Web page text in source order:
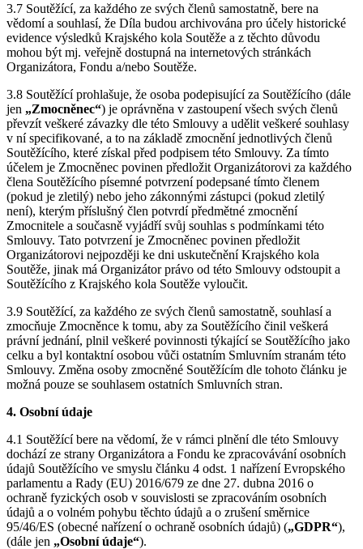
3.7 Soutěžící, za každého ze svých členů samostatně, bere na
vědomí a souhlasí, že Díla budou archivována pro účely historické
evidence výsledků Krajského kola Soutěže a z těchto důvodu
mohou být mj. veřejně dostupná na internetových stránkách
Organizátora, Fondu a/nebo Soutěže.
3.8 Soutěžící prohlašuje, že osoba podepisující za Soutěžícího (dále
jen „Zmocněnec“) je oprávněna v zastoupení všech svých členů
převzít veškeré závazky dle této Smlouvy a udělit veškeré souhlasy
v ní specifikované, a to na základě zmocnění jednotlivých členů
Soutěžícího, které získal před podpisem této Smlouvy. Za tímto
účelem je Zmocněnec povinen předložit Organizátorovi za každého
člena Soutěžícího písemné potvrzení podepsané tímto členem
(pokud je zletilý) nebo jeho zákonnými zástupci (pokud zletilý
není), kterým příslušný člen potvrdí předmětné zmocnění
Zmocnitele a současně vyjádří svůj souhlas s podmínkami této
Smlouvy. Tato potvrzení je Zmocněnec povinen předložit
Organizátorovi nejpozději ke dni uskutečnění Krajského kola
Soutěže, jinak má Organizátor právo od této Smlouvy odstoupit a
Soutěžícího z Krajského kola Soutěže vyloučit.
3.9 Soutěžící, za každého ze svých členů samostatně, souhlasí a
zmocňuje Zmocněnce k tomu, aby za Soutěžícího činil veškerá
právní jednání, plnil veškeré povinnosti týkající se Soutěžícího jako
celku a byl kontaktní osobou vůči ostatním Smluvním stranám této
Smlouvy. Změna osoby zmocněné Soutěžícím dle tohoto článku je
možná pouze se souhlasem ostatních Smluvních stran.
4. Osobní údaje
4.1 Soutěžící bere na vědomí, že v rámci plnění dle této Smlouvy
dochází ze strany Organizátora a Fondu ke zpracovávání osobních
údajů Soutěžícího ve smyslu článku 4 odst. 1 nařízení Evropského
parlamentu a Rady (EU) 2016/679 ze dne 27. dubna 2016 o
ochraně fyzických osob v souvislosti se zpracováním osobních
údajů a o volném pohybu těchto údajů a o zrušení směrnice
95/46/ES (obecné nařízení o ochraně osobních údajů) („GDPR“),
(dále jen „Osobní údaje“).